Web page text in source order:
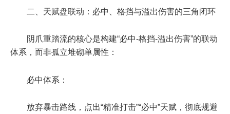
二、天赋盘联动：必中、格挡与溢出伤害的三角闭环
阴爪重踏流的核心是构建“必中-格挡-溢出伤害”的联动
体系，而非孤立堆砌单属性：
必中体系：
放弃暴击路线，点出“精准打击”“必中”天赋，彻底规避